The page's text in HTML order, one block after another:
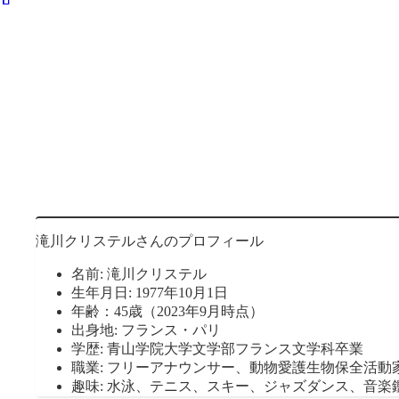
滝川クリステルさんのプロフィール
名前: 滝川クリステル
生年月日: 1977年10月1日
年齢：45歳（2023年9月時点）
出身地: フランス・パリ
学歴: 青山学院大学文学部フランス文学科卒業
職業: フリーアナウンサー、動物愛護生物保全活動
趣味: 水泳、テニス、スキー、ジャズダンス、音楽